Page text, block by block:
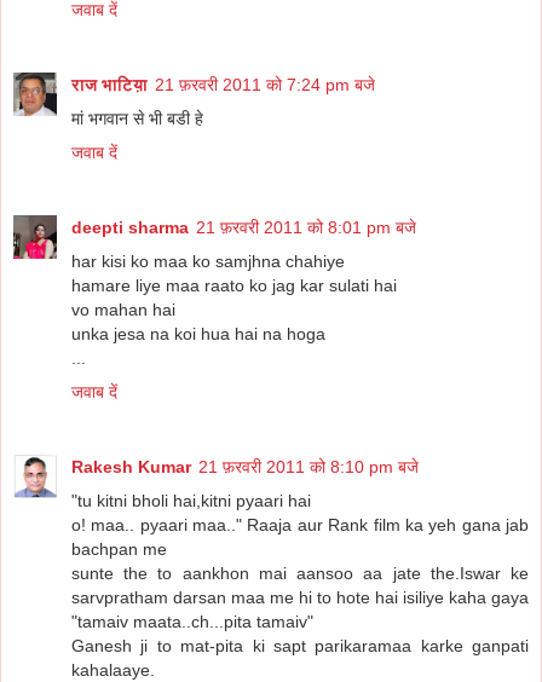
जवाब दें
राज भाटिय़ा 21 फ़रवरी 2011 को 7:24 pm बजे
मां भगवान से भी बडी हे
जवाब दें
deepti sharma 21 फ़रवरी 2011 को 8:01 pm बजे
har kisi ko maa ko samjhna chahiye
hamare liye maa raato ko jag kar sulati hai
vo mahan hai
unka jesa na koi hua hai na hoga
...
जवाब दें
Rakesh Kumar 21 फ़रवरी 2011 को 8:10 pm बजे
"tu kitni bholi hai,kitni pyaari hai
o! maa.. pyaari maa.." Raaja aur Rank film ka yeh gana jab
bachpan me
sunte the to aankhon mai aansoo aa jate the.Iswar ke
sarvpratham darsan maa me hi to hote hai isiliye kaha gaya
"tamaiv maata..ch...pita tamaiv"
Ganesh ji to mat-pita ki sapt parikaramaa karke ganpati
kahalaaye.